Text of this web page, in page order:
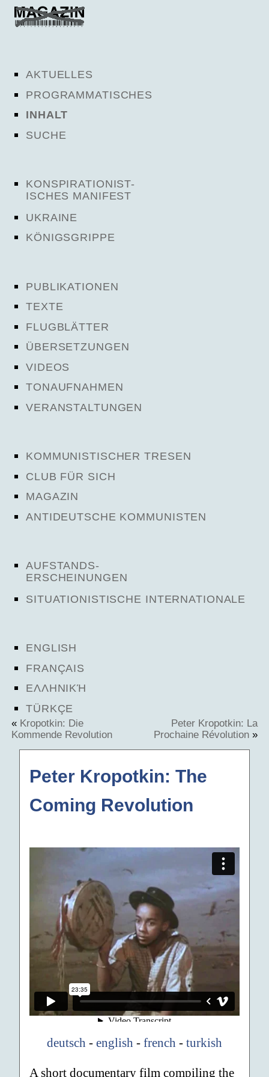
AKTUELLES
PROGRAMMATISCHES
INHALT
SUCHE
KONSPIRATIONIST-
ISCHES MANIFEST
UKRAINE
KÖNIGSGRIPPE
PUBLIKATIONEN
TEXTE
FLUGBLÄTTER
ÜBERSETZUNGEN
VIDEOS
TONAUFNAHMEN
VERANSTALTUNGEN
KOMMUNISTISCHER TRESEN
CLUB FÜR SICH
MAGAZIN
ANTIDEUTSCHE KOMMUNISTEN
AUFSTANDS-
ERSCHEINUNGEN
SITUATIONISTISCHE INTERNATIONALE
ENGLISH
FRANÇAIS
ΕΛΛΗΝΙΚΉ
TÜRKÇE
« Kropotkin: Die
Kommende Revolution
Peter Kropotkin: La
Prochaine Révolution »
Peter Kropotkin: The
Coming Revolution
deutsch - english - french - turkish
A short documentary film compiling the